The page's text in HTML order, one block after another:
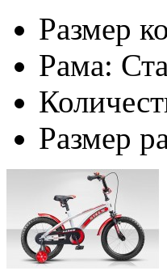
Размер
Рама:
Размер